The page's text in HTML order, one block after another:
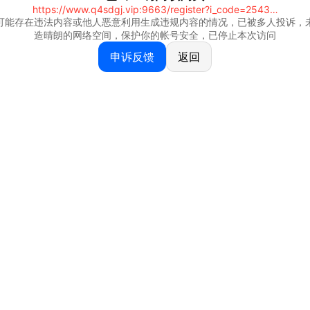
https://www.q4sdgj.vip:9663/register?i_code=25430844
能存在违法内容或他人恶意利用生成违规内容的情况，已被多人投诉，
造晴朗的网络空间，保护你的帐号安全，已停止本次访问
申诉反馈 返回